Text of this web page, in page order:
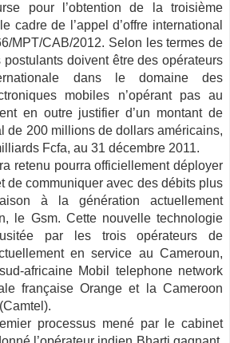
pour l’obtention de la troisième
cadre de l’appel d’offre international
MPT/CAB/2012. Selon les termes de
postulants doivent être des opérateurs
dans le domaine des
mobiles n’opérant pas au
en outre justifier d’un montant de
de 200 millions de dollars américains,
Fcfa, au 31 décembre 2011.
retenu pourra officiellement déployer
de communiquer avec des débits plus
à la génération actuellement
le Gsm. Cette nouvelle technologie
par les trois opérateurs de
en service au Cameroun,
africaine Mobil telephone network
française Orange et la Cameroon
processus mené par le cabinet